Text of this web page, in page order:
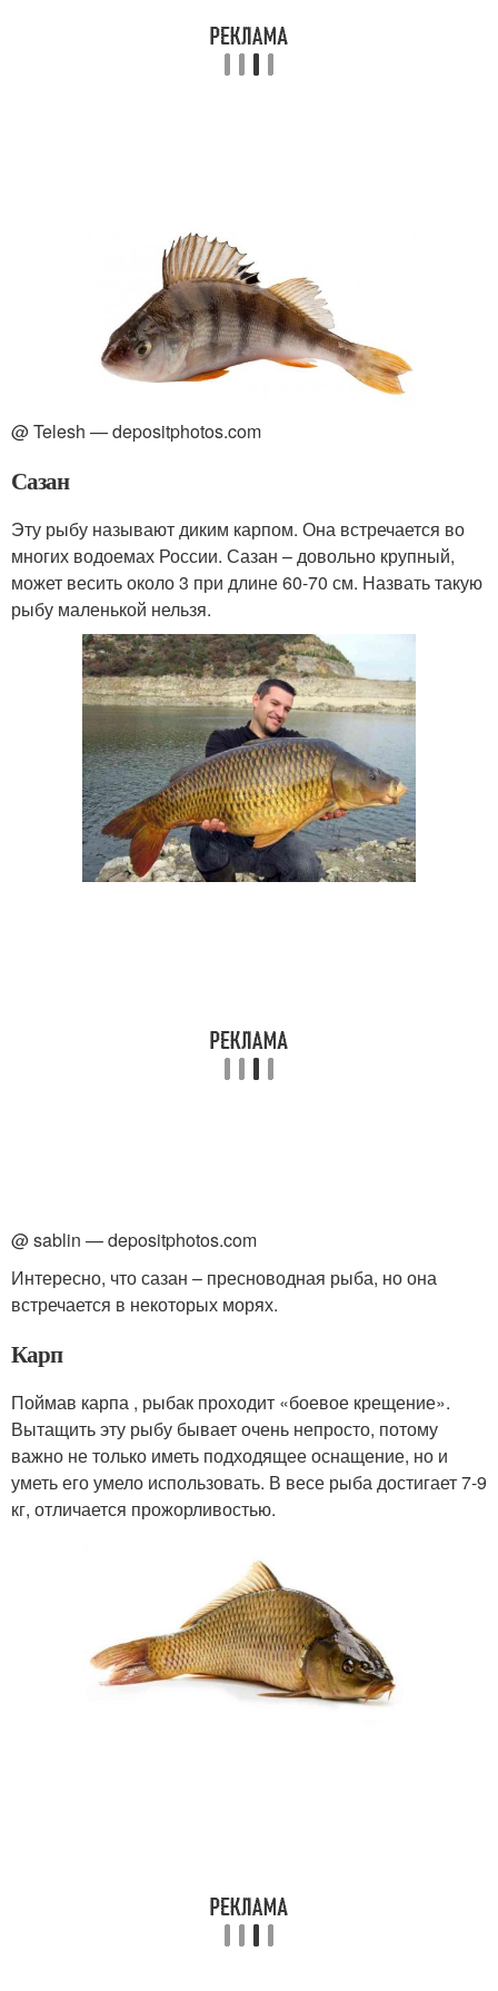
@ Telesh — depositphotos.com
Сазан
Эту рыбу называют диким карпом. Она встречается во
многих водоемах России. Сазан – довольно крупный,
может весить около 3 при длине 60-70 см. Назвать такую
рыбу маленькой нельзя.
@ sablin — depositphotos.com
Интересно, что сазан – пресноводная рыба, но она
встречается в некоторых морях.
Карп
Поймав карпа , рыбак проходит «боевое крещение».
Вытащить эту рыбу бывает очень непросто, потому
важно не только иметь подходящее оснащение, но и
уметь его умело использовать. В весе рыба достигает 7-9
кг, отличается прожорливостью.